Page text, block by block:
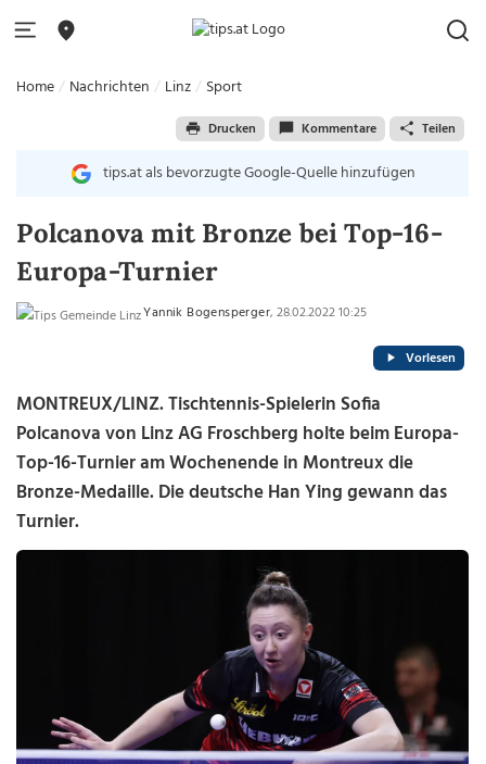
Home Nachrichten Linz Sport
Drucken Kommentare Teilen
tips.at als bevorzugte Google-Quelle hinzufügen
Polcanova mit Bronze bei Top-16-
Europa-Turnier
Yannik Bogensperger, 28.02.2022 10:25
Vorlesen
MONTREUX/LINZ. Tischtennis-Spielerin Sofia
Polcanova von Linz AG Froschberg holte beim Europa-
Top-16-Turnier am Wochenende in Montreux die
Bronze-Medaille. Die deutsche Han Ying gewann das
Turnier.